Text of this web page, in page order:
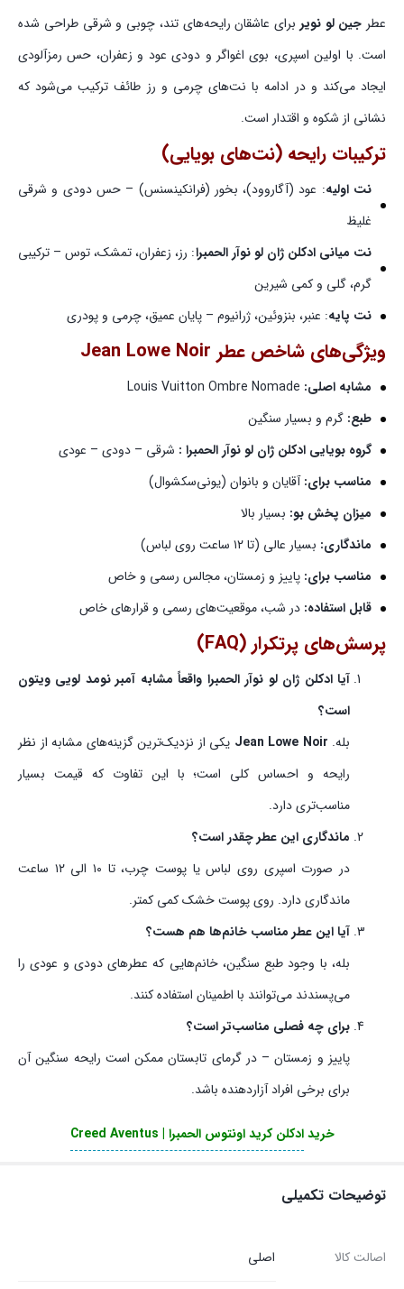
عطر جین لو نویر برای عاشقان رایحه‌های تند، چوبی و شرقی طراحی شده
است. با اولین اسپری، بوی اغواگر و دودی عود و زعفران، حس رمزآلودی
ایجاد می‌کند و در ادامه با نت‌های چرمی و رز طائف ترکیب می‌شود که
نشانی از شکوه و اقتدار است.
ترکیبات رایحه (نت‌های بویایی)
نت اولیه: عود (آگاروود)، بخور (فرانکینسنس) – حس دودی و شرقی
غلیظ
نت میانی ادکلن ژان لو نوآر الحمبرا: رز، زعفران، تمشک، توس – ترکیبی
گرم، گلی و کمی شیرین
نت پایه: عنبر، بنزوئین، ژرانیوم – پایان عمیق، چرمی و پودری
ویژگی‌های شاخص عطر Jean Lowe Noir
مشابه اصلی:
طبع: گرم و بسیار سنگین
گروه بویایی ادکلن ژان لو نوآر الحمبرا : شرقی – دودی – عودی
مناسب برای:آقایان و بانوان (یونی‌سکشوال)
میزان پخش بو: بسیار بالا
ماندگاری: بسیار عالی (تا ۱۲ ساعت روی لباس)
مناسب برای: پاییز و زمستان، مجالس رسمی و خاص
قابل استفاده: در شب، موقعیت‌های رسمی و قرارهای خاص
پرسش‌های پرتکرار (FAQ)
آیا ادکلن ژان لو نوآر الحمبرا واقعاً مشابه آمبر نومد لویی ویتون
است؟
بله. Jean Lowe Noir یکی از نزدیک‌ترین گزینه‌های مشابه از نظر
رایحه و احساس کلی است؛ با این تفاوت که قیمت بسیار
مناسب‌تری دارد.
ماندگاری این عطر چقدر است؟
در صورت اسپری روی لباس یا پوست چرب، تا ۱۰ الی ۱۲ ساعت
ماندگاری دارد. روی پوست خشک کمی کمتر.
آیا این عطر مناسب خانم‌ها هم هست؟
بله، با وجود طبع سنگین، خانم‌هایی که عطرهای دودی و عودی را
می‌پسندند می‌توانند با اطمینان استفاده کنند.
برای چه فصلی مناسب‌تر است؟
پاییز و زمستان – در گرمای تابستان ممکن است رایحه سنگین آن
برای برخی افراد آزاردهنده باشد.
خریدادکلن کرید اونتوس الحمبرا | Creed Aventus
توضیحات تکمیلی
اصالت کالا اصلی